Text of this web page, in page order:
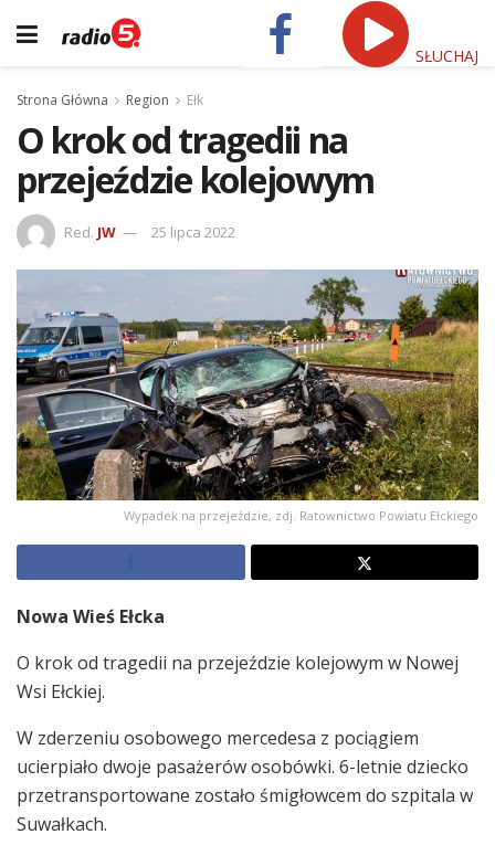
SŁUCHAJ
Strona Główna Region Ełk
O krok od tragedii na
przejeździe kolejowym
Red. JW 25 lipca 2022
Wypadek na przejeździe, zdj. Ratownictwo Powiatu Ełckiego
Nowa Wieś Ełcka
O krok od tragedii na przejeździe kolejowym w Nowej
Wsi Ełckiej.
W zderzeniu osobowego mercedesa z pociągiem
ucierpiało dwoje pasażerów osobówki. 6-letnie dziecko
przetransportowane zostało śmigłowcem do szpitala w
Suwałkach.